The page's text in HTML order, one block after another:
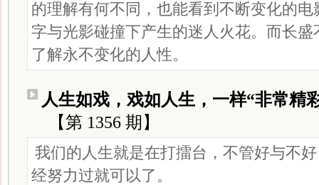
的理解有何不同，也能看到不断变化的
字与光影碰撞下产生的迷人火花。而长
了解永不变化的人性。
人生如戏，戏如人生，一样“非常精
【第 1356 期】
我们的人生就是在打擂台，不管好与不
经努力过就可以了。